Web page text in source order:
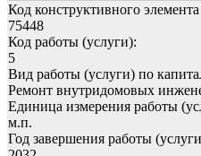
Код конструктивного
75448
Код работы (услуги):
5
Вид работы (услуги) по
Ремонт внутридомовых
Единица измерения работы
м.п.
Год завершения работы